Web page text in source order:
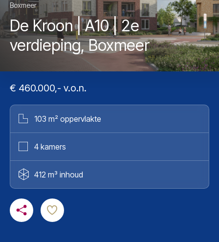
Boxmeer
De Kroon | A10 | 2e
verdieping, Boxmeer
€ 460.000,- v.o.n.
103 m² oppervlakte
4 kamers
412 m³ inhoud